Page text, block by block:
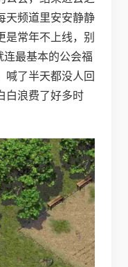
天频道里安安静静
是常年不上线，别
最基本的公会福
喊了半天都没人回
白浪费了好多时